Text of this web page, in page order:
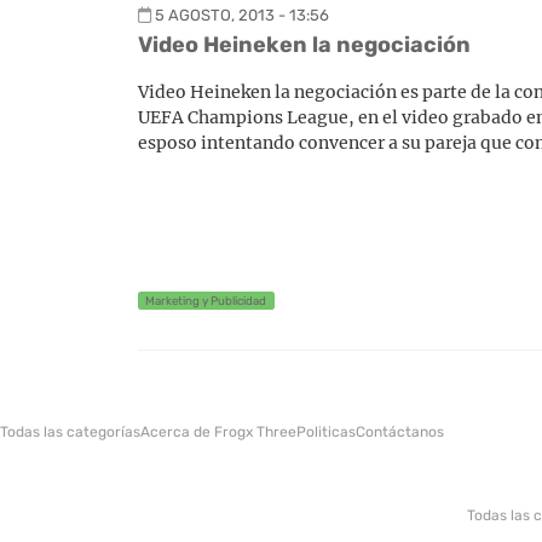
5 AGOSTO, 2013 - 13:56
Video Heineken la negociación
Video Heineken la negociación es parte de la
UEFA Champions League, en el video grabado
esposo intentando convencer a su pareja que
Marketing y Publicidad
Todas las categoríasAcerca de Frogx ThreePoliticasContáctanos
Todas las